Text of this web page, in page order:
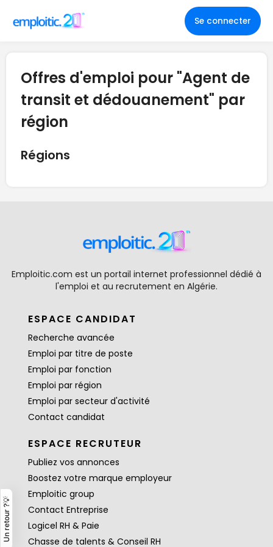
Se connecter
Offres d'emploi pour "Agent de
transit et dédouanement" par
région
Régions
Emploitic.com est un portail internet professionnel dédié à
l'emploi et au recrutement en Algérie.
ESPACE CANDIDAT
Recherche avancée
Emploi par titre de poste
Emploi par fonction
Emploi par région
Emploi par secteur d'activité
Contact candidat
ESPACE RECRUTEUR
Publiez vos annonces
Boostez votre marque employeur
Emploitic group
Contact Entreprise
Logicel RH & Paie
Chasse de talents & Conseil RH
Un retour ?💡